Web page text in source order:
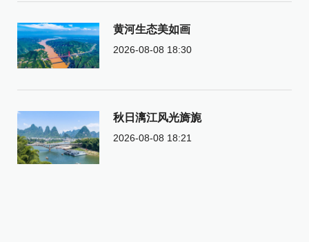
黄河生态美如画
2026-08-08 18:30
秋日漓江风光旖旎
2026-08-08 18:21